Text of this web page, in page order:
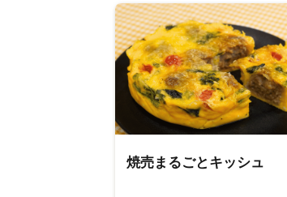
焼売まるごとキッシュ